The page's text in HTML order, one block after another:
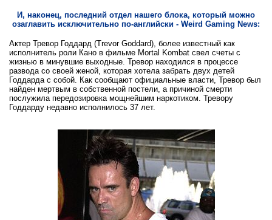
И, наконец, последний отдел нашего блока, который можно
озаглавить исключительно по-английски - Weird Gaming News:
Актер Тревор Годдард (Trevor Goddard), более известный как
исполнитель роли Кано в фильме Mortal Kombat свел счеты с
жизнью в минувшие выходные. Тревор находился в процессе
развода со своей женой, которая хотела забрать двух детей
Годдарда с собой. Как сообщают официальные власти, Тревор был
найден мертвым в собственной постели, а причиной смерти
послужила передозировка мощнейшим наркотиком. Тревору
Годдарду недавно исполнилось 37 лет.